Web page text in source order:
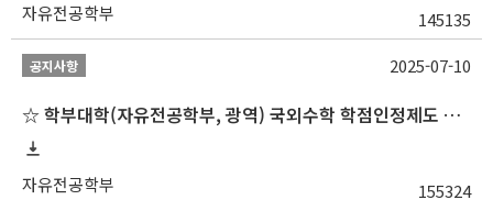
자유전공학부 145135
공지사항
☆ 학부대학(자유전공학부, 광역) 국외수학 학점인정제도 변경 안내(2025-2학기 파견학생부터)
자유전공학부 155324
2025-07-10